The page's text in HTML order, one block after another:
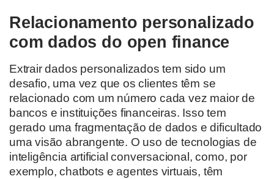
Relacionamento personalizado
com dados do open finance
Extrair dados personalizados tem sido um
desafio, uma vez que os clientes têm se
relacionado com um número cada vez maior de
bancos e instituições financeiras. Isso tem
gerado uma fragmentação de dados e dificultado
uma visão abrangente. O uso de tecnologias de
inteligência artificial conversacional, como, por
exemplo, chatbots e agentes virtuais, têm